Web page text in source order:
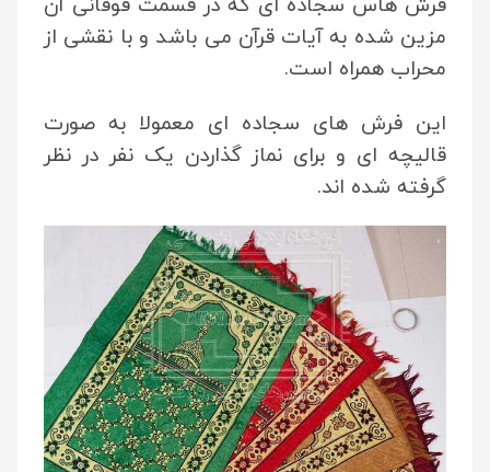
مزین شده به آیات قرآن می باشد و با نقشی از
محراب همراه است.
این فرش های سجاده ای معمولا به صورت
قالیچه ای و برای نماز گذاردن یک نفر در نظر
گرفته شده اند.